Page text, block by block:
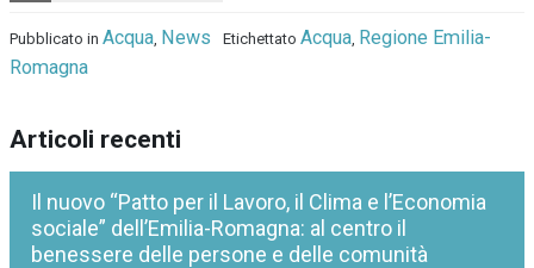
Pubblicato in Acqua, News Etichettato Acqua, Regione Emilia-
Romagna
Articoli recenti
Il nuovo “Patto per il Lavoro, il Clima e l’Economia
sociale” dell’Emilia-Romagna: al centro il
benessere delle persone e delle comunità